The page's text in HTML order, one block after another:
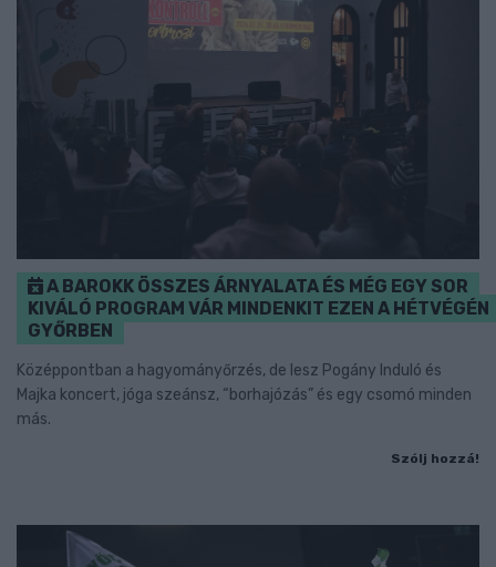
A BAROKK ÖSSZES ÁRNYALATA ÉS MÉG EGY SOR
KIVÁLÓ PROGRAM VÁR MINDENKIT EZEN A HÉTVÉGÉN
GYŐRBEN
Középpontban a hagyományőrzés, de lesz Pogány Induló és
Majka koncert, jóga szeánsz, “borhajózás” és egy csomó minden
más.
Szólj hozzá!